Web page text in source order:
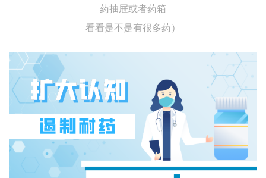
药抽屉或者药箱
看看是不是有很多药）